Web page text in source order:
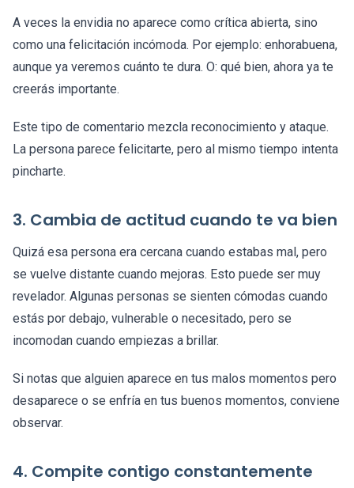
A veces la envidia no aparece como crítica abierta, sino
como una felicitación incómoda. Por ejemplo: enhorabuena,
aunque ya veremos cuánto te dura. O: qué bien, ahora ya te
creerás importante.
Este tipo de comentario mezcla reconocimiento y ataque.
La persona parece felicitarte, pero al mismo tiempo intenta
pincharte.
3. Cambia de actitud cuando te va bien
Quizá esa persona era cercana cuando estabas mal, pero
se vuelve distante cuando mejoras. Esto puede ser muy
revelador. Algunas personas se sienten cómodas cuando
estás por debajo, vulnerable o necesitado, pero se
incomodan cuando empiezas a brillar.
Si notas que alguien aparece en tus malos momentos pero
desaparece o se enfría en tus buenos momentos, conviene
observar.
4. Compite contigo constantemente